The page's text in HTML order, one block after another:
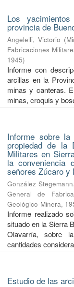
Los
provincia de
Angelelli, Victorio (
Fabricaciones
1945)
Informe con
arcillas en la
minas y canteras.
minas, croquis y
Informe sobre
propiedad de la
Militares en
la conveniencia
señores Zúcaro y
González
General de
Geológico-Minera,
Informe realizado
situado en la Sierra
Olavarría, sobre
cantidades
Estudio de las